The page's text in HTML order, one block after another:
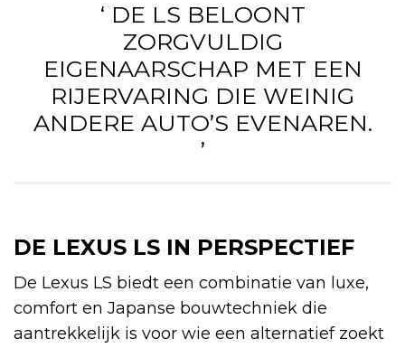
‘ DE LS BELOONT
ZORGVULDIG
EIGENAARSCHAP MET EEN
RIJERVARING DIE WEINIG
ANDERE AUTO’S EVENAREN.
’
DE LEXUS LS IN PERSPECTIEF
De Lexus LS biedt een combinatie van luxe,
comfort en Japanse bouwtechniek die
aantrekkelijk is voor wie een alternatief zoekt